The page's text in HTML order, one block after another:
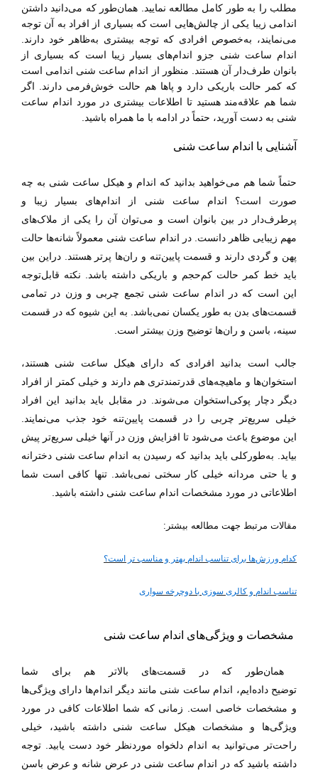
مطلب را به طور کامل مطالعه نمایید. همان‌طور که می‌دانید داشتن
اندامی زیبا یکی از چالش‌هایی است که بسیاری از افراد به آن توجه
می‌نمایند، به‌خصوص افرادی که توجه بیشتری به‌ظاهر خود دارند.
اندام ساعت شنی جزو اندام‌های بسیار زیبا است که بسیاری از
بانوان طرف‌دار آن هستند. منظور از اندام ساعت شنی اندامی است
که کمر حالت باریکی دارد و پاها هم حالت خوش‌فرمی دارند. اگر
شما هم علاقه‌مند هستید تا اطلاعات بیشتری در مورد اندام ساعت
شنی به دست آورید، حتماً در ادامه با ما همراه باشید.
آشنایی با اندام ساعت شنی
حتماً شما هم می‌خواهید بدانید که اندام و هیکل ساعت شنی به چه
صورت است؟
اندام ساعت شنی از اندام‌های بسیار زیبا و
پرطرف‌دار در بین بانوان است و می‌توان آن را یکی از ملاک‌های
مهم زیبایی ظاهر دانست. در اندام ساعت شنی معمولاً شانه‌ها حالت
پهن و گردی دارند و قسمت پایین‌تنه و ران‌ها پرتر هستند. دراین ‌بین
باید خط کمر حالت کم‌حجم و باریکی داشته باشد. نکته قابل‌توجه
این است که در اندام ساعت شنی تجمع چربی و وزن در تمامی
قسمت‌های بدن به طور یکسان نمی‌باشد. به این شیوه که در قسمت
سینه، باسن و ران‌ها توضیح وزن بیشتر است.
جالب است بدانید افرادی که دارای هیکل ساعت شنی هستند،
استخوان‌ها و ماهیچه‌های قدرتمندتری هم دارند و خیلی کمتر از افراد
دیگر دچار پوکی‌استخوان می‌شوند. در مقابل باید بدانید این افراد
خیلی سریع‌تر چربی را در
قسمت پایین‌تنه خود جذب می‌نمایند.
این موضوع باعث می‌شود تا افزایش وزن در آنها خیلی سریع‌تر پیش
بیاید. به‌طورکلی باید بدانید که رسیدن به اندام ساعت شنی دخترانه
و یا حتی مردانه خیلی کار سختی نمی‌باشد. تنها کافی است شما
اطلاعاتی در مورد مشخصات اندام ساعت شنی داشته باشید.
مقالات مرتبط جهت مطالعه بیشتر:
کدام ورزش‌ها برای تناسب اندام بهتر و مناسب تر است؟
تناسب اندام و کالری سوزی با دوچرخه سواری
مشخصات و ویژگی‌های اندام ساعت شنی
همان‌طور که در قسمت‌های بالاتر هم برای شما
توضیح داده‌ایم، اندام ساعت شنی مانند دیگر اندام‌ها دارای ویژگی‌ها
و مشخصات خاصی است. زمانی که شما اطلاعات کافی در مورد
ویژگی‌ها و مشخصات هیکل ساعت شنی داشته باشید، خیلی
راحت‌تر می‌توانید به اندام دلخواه موردنظر خود دست یابید. توجه
داشته باشید که در اندام ساعت شنی در عرض شانه و عرض باسن